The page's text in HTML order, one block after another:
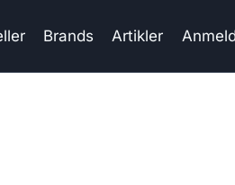
Brands Artikler